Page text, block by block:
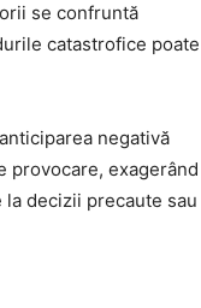
se confruntă
catastrofice poate
negativă
provocare, exagerând
decizii precaute sau